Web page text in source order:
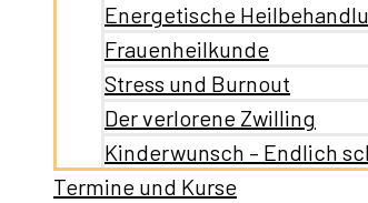
Energetische
Frauenheilkunde
Stress und Burnout
Der verlorene Zwilling
Kinderwunsch – Endlich
Termine und Kurse